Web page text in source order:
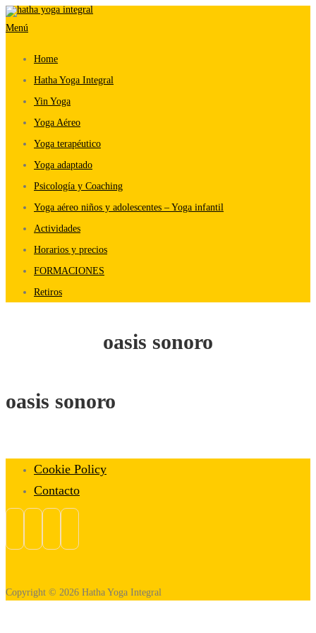
Saltar
al
Menú
Home
Hatha Yoga Integral
Yin Yoga
Yoga Aéreo
Yoga terapéutico
Yoga adaptado
Psicología y Coaching
Yoga aéreo niños y adolescentes – Yoga infantil
Actividades
Horarios y precios
FORMACIONES
Retiros
oasis sonoro
oasis sonoro
Cookie Policy
Contacto
Copyright © 2026 Hatha Yoga Integral